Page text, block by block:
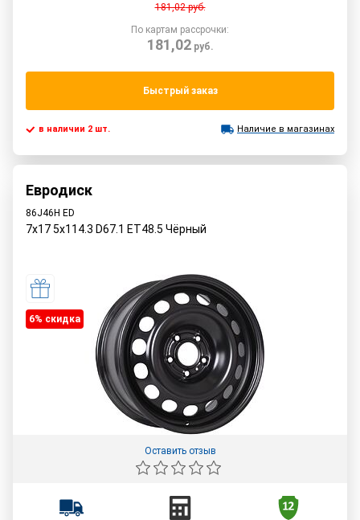
181,02руб.
По картам рассрочки:
181,02руб.
Быстрый заказ
в наличии 2 шт. Наличие в магазинах
Евродиск
86J46H ED
7x17 5x114.3 D67.1 ET48.5 Чёрный
6% cкидка
Оставить отзыв